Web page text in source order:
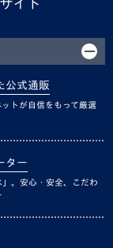
公式通販
トが自信をもって厳選
ター
」。安心・安全、こだわ